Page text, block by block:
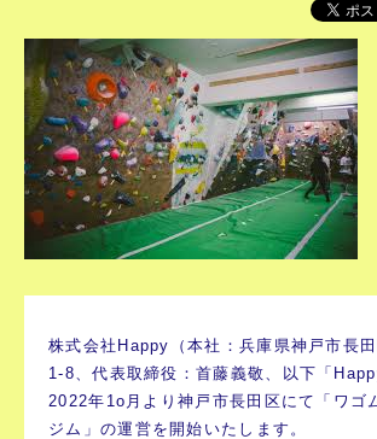
株式会社Happy（本社：兵庫県神戸市長
1-8、代表取締役：首藤義敬、以下「
2022年1o月より神戸市長田区にて「ワゴ
ジム」の運営を開始いたします。